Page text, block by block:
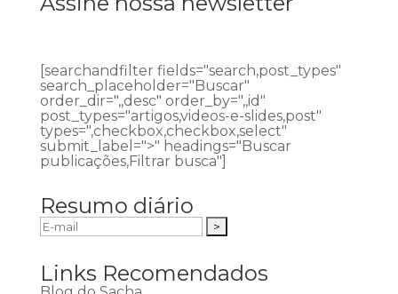
[searchandfilter fields="search,post_types"
search_placeholder="Buscar"
order_dir=",,desc" order_by=",,id"
post_types="artigos,videos-e-slides,post"
types=",checkbox,checkbox,select"
submit_label=">" headings="Buscar
publicações,Filtrar busca"]
Resumo diário
Links Recomendados